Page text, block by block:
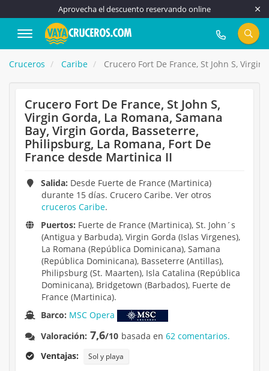
Aprovecha el descuento reservando online
917 815 555
Cruceros Caribe Crucero Fort De France, St John S,
Crucero Fort De France, St John S,
Virgin Gorda, La Romana, Samana
Bay, Virgin Gorda, Basseterre,
Philipsburg, La Romana, Fort De
France desde Martinica II
Salida: Desde Fuerte de France (Martinica)
durante 15 días. Crucero Caribe. Ver otros
cruceros Caribe.
Puertos: Fuerte de France (Martinica), St. John´s
(Antigua y Barbuda), Virgin Gorda (Islas Virgenes),
La Romana (República Dominicana), Samana
(República Dominicana), Basseterre (Antillas),
Philipsburg (St. Maarten), Isla Catalina (República
Dominicana), Bridgetown (Barbados), Fuerte de
France (Martinica).
Barco: MSC Opera
Valoración: 7,6/10 basada en62 comentarios.
Ventajas:
Sol y playa